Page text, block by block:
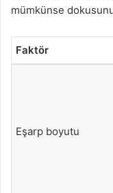
mümkünse
Faktör
Eşarp boyutu